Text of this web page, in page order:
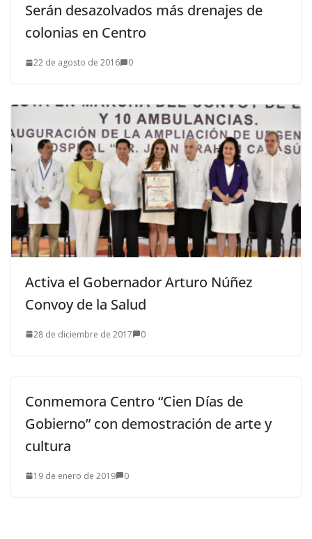
Serán desazolvados más drenajes de
colonias en Centro
22 de agosto de 2016 0
Activa el Gobernador Arturo Núñez
Convoy de la Salud
28 de diciembre de 2017 0
Conmemora Centro “Cien Días de
Gobierno” con demostración de arte y
cultura
19 de enero de 2019 0